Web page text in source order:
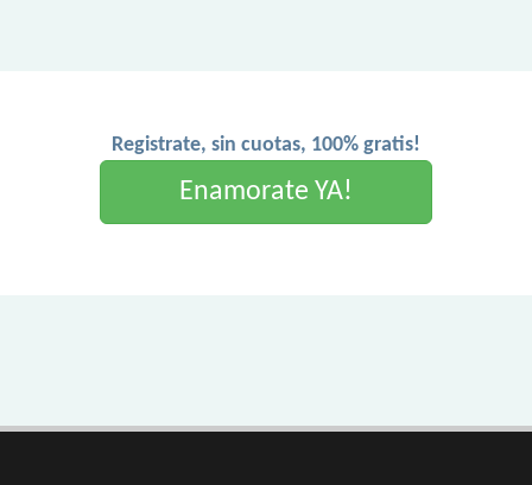
Registrate, sin cuotas, 100% gratis!
Enamorate YA!